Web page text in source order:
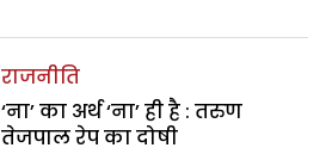
राजनीति
‘ना’ का अर्थ ‘ना’ ही है : तरुण
तेजपाल रेप का दोषी